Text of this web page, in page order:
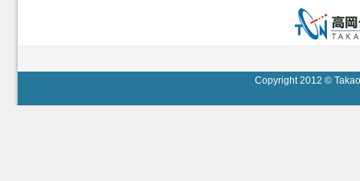
Copyright 2012 ©